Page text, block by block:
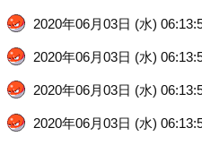
2020年06月03日 (水)
2020年06月03日 (水)
2020年06月03日 (水)
2020年06月03日 (水)